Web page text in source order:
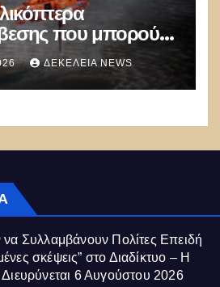
που μπορούν
τόνους νερού με 8
ΔΕΚΈΛΕΙΑ NEWS
Συλλαμβάνουν Πολίτες Επειδή
σκέψεις” στο Διαδίκτυο – Η
6 Αυγούστου 2026